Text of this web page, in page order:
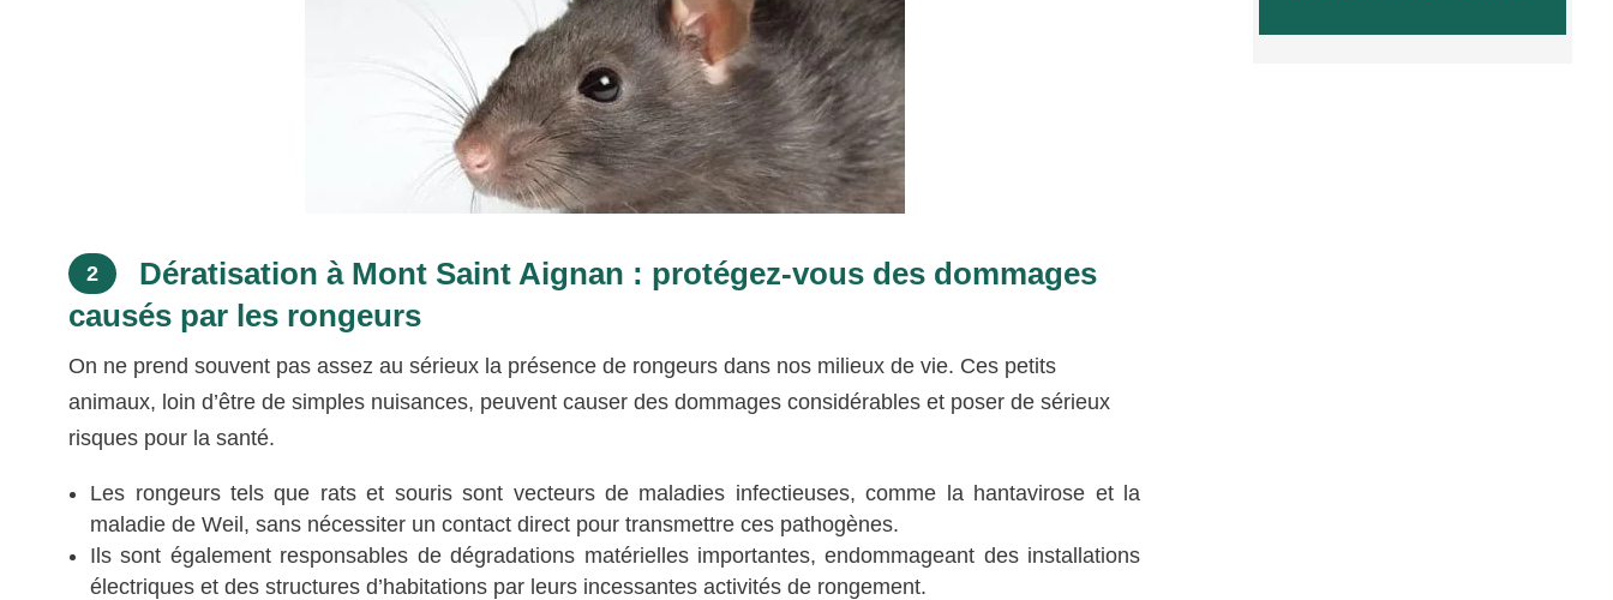
2
Dératisation à Mont Saint Aignan : protégez-vous des dommages
causés par les rongeurs
On ne prend souvent pas assez au sérieux la présence de rongeurs dans nos milieux de vie. Ces petits
animaux, loin d’être de simples nuisances, peuvent causer des dommages considérables et poser de sérieux
risques pour la santé.
Les rongeurs tels que rats et souris sont vecteurs de maladies infectieuses, comme la hantavirose et la
maladie de Weil, sans nécessiter un contact direct pour transmettre ces pathogènes.
Ils sont également responsables de dégradations matérielles importantes, endommageant des installations
électriques et des structures d’habitations par leurs incessantes activités de rongement.